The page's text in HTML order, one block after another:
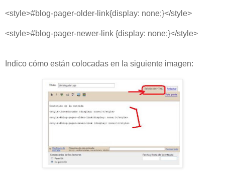
<style>#blog-pager-older-link{display: none;}</style>
<style>#blog-pager-newer-link {display: none;}</style>
Indico cómo están colocadas en la siguiente imagen: